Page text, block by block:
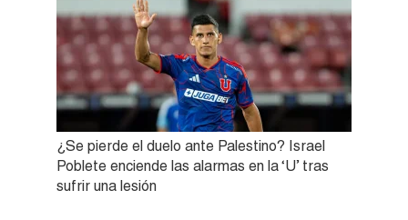
¿Se pierde el duelo ante Palestino? Israel
Poblete enciende las alarmas en la ‘U’ tras
sufrir una lesión